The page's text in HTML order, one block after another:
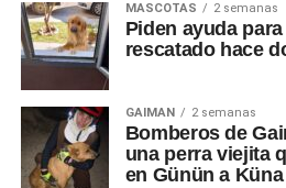
MASCOTAS 2 semanas
Piden ayuda
rescatado hace
GAIMAN 2 semanas
Bomberos de
una perra viejita
en Günün a Küna